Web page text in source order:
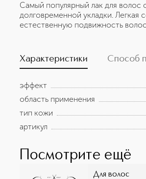
Самый популярный лак для
долговременной укладки. Легкая
естественную подвижность
Характеристики Способ
эффект
область применения
тип кожи
артикул
Посмотрите ещё
Для волос